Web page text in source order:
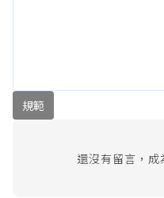
規範
還沒有留言，成